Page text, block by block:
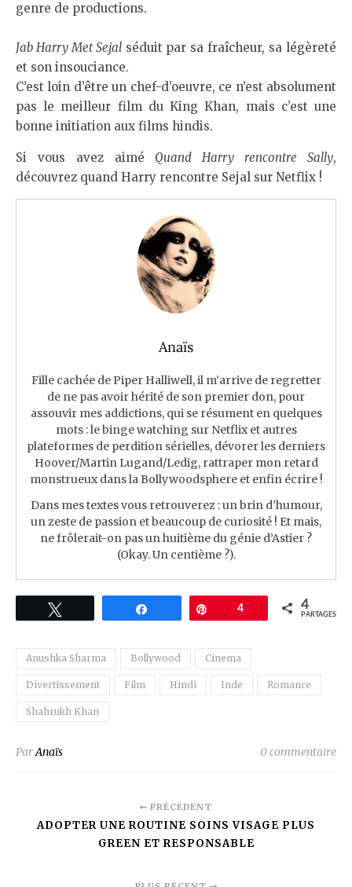
genre de productions.
Jab Harry Met Sejalséduit par sa fraîcheur, sa légèreté
et son insouciance.
C’est loin d’être un chef-d’oeuvre, ce n’est absolument
pas le meilleur film du King Khan, mais c’est une
bonne initiation aux films hindis.
Si vous avez aimé Quand Harry rencontre Sally,
découvrez quand Harry rencontre Sejal sur Netflix !
Anaïs
Fille cachée de Piper Halliwell, il m’arrive de regretter
de ne pas avoir hérité de son premier don, pour
assouvir mes addictions, qui se résument en quelques
mots : le binge watching sur Netflix et autres
plateformes de perdition sérielles, dévorer les derniers
Hoover/Martin Lugand/Ledig, rattraper mon retard
monstrueux dans la Bollywoodsphere et enfin écrire !
Dans mes textes vous retrouverez : un brin d’humour,
un zeste de passion et beaucoup de curiosité ! Et mais,
ne frôlerait-on pas un huitième du génie d’Astier ?
(Okay. Un centième ?).
Partagez Épingle
4 4
PARTAGES
Anushka Sharma Bollywood Cinema
Divertissement Film Hindi Inde Romance
Shahrukh Khan
ParAnaïs 0 commentaire
PRÉCÉDENT
ADOPTER UNE ROUTINE SOINS VISAGE PLUS
GREEN ET RESPONSABLE